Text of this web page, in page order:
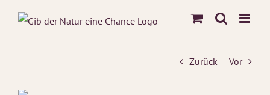
Zurück
Vor